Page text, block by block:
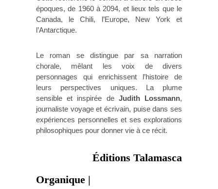
époques, de 1960 à 2094, et lieux tels que le
Canada, le Chili, l’Europe, New York et
l’Antarctique.
Le roman se distingue par sa narration
chorale, mêlant les voix de divers
personnages qui enrichissent l’histoire de
leurs perspectives uniques. La plume
sensible et inspirée de Judith Lossmann,
journaliste voyage et écrivain, puise dans ses
expériences personnelles et ses explorations
philosophiques pour donner vie à ce récit.
Éditions Talamasca
Organique |